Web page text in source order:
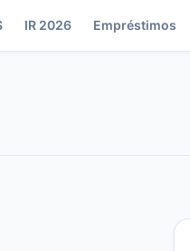
IR 2026 Empréstimos